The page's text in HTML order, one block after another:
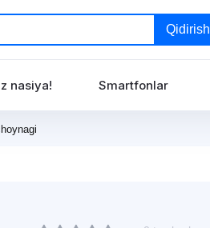
Qidirish
nasiya! Smartfonlar